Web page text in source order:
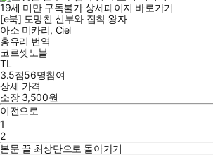
19세 미만 구독불가 상세페이지 바로가기
[e북] 도망친 신부와 집착 왕자
아소 미카리, Ciel
홍유리 번역
코르셋노블
TL
3.5점56명참여
상세 가격
소장 3,500원
이전으로
1
2
본문 끝 최상단으로 돌아가기